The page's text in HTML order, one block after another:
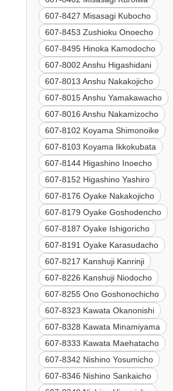
607-8427 Misasagi Kubocho
607-8453 Zushioku Onoecho
607-8495 Hinoka Kamodocho
607-8002 Anshu Higashidani
607-8013 Anshu Nakakojicho
607-8015 Anshu Yamakawacho
607-8016 Anshu Nakamizocho
607-8102 Koyama Shimonoike
607-8103 Koyama Ikkokubata
607-8144 Higashino Inoecho
607-8152 Higashino Yashiro
607-8176 Oyake Nakakojicho
607-8179 Oyake Goshodencho
607-8187 Oyake Ishigoricho
607-8191 Oyake Karasudacho
607-8217 Kanshuji Kanrinji
607-8226 Kanshuji Niodocho
607-8255 Ono Goshonochicho
607-8323 Kawata Okanonishi
607-8328 Kawata Minamiyama
607-8333 Kawata Maehatacho
607-8342 Nishino Yosumicho
607-8346 Nishino Sankaicho